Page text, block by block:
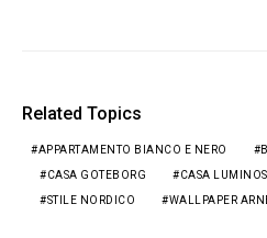
Related Topics
APPARTAMENTO BIANCO E NERO
CASA GOTEBORG CASA
STILE NORDICO WALLPAPER